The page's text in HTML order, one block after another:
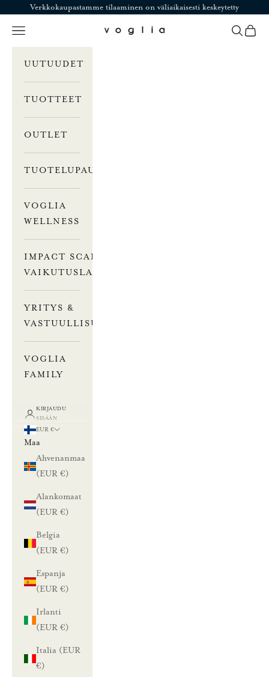
Siirry sisältöönVerkkokaupastamme tilaaminen on väliaikaisesti keskeytetty
Voglia
Valikko Haku
UUTUUDET
TUOTTEET
OUTLET
TUOTELUPAUS
VOGLIA
WELLNESS
IMPACT SCALE –
VAIKUTUSLASKURI
YRITYS &
VASTUULLISUUS
VOGLIA
FAMILY
KIRJAUDU
SISÄÄN
EUR €
Maa
Ahvenanmaa
(EUR €)
Alankomaat
(EUR €)
Belgia
(EUR €)
Espanja
(EUR €)
Irlanti
(EUR €)
Italia (EUR
€)